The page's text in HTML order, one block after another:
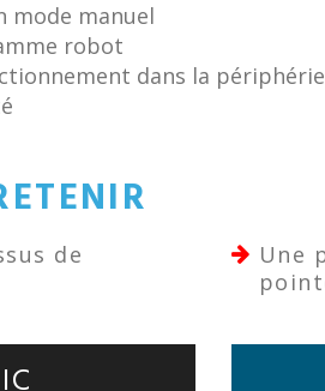
mode manuel
robot
dans la
de
Une